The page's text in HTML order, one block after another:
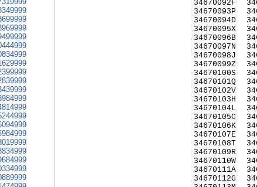
34670092F
34670093P
34670094D
34670095X
34670096B
34670097N
34670098J
34670099Z
34670100S
34670101Q
34670102V
34670103H
34670104L
34670105C
34670106K
34670107E
34670108T
34670109R
34670110W
34670111A
34670112G